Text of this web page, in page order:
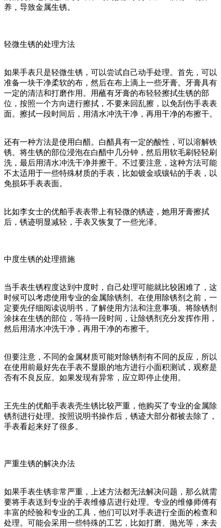
养，导致金属生锈。
轻微生锈的处理方法
如果手表只是轻微生锈，可以尝试自己动手处理。首先，可以
准备一块干净柔软的布，然后在布上滴上一些牙膏。牙膏具有
一定的清洁和打磨作用。用蘸有牙膏的布轻轻擦拭生锈的部
位，按照一个方向进行擦拭，不要来回乱擦，以免刮伤手表表
面。擦拭一段时间后，用清水冲洗干净，再用干净的布擦干。
还有一种方法是使用白醋。白醋具有一定的酸性，可以溶解铁
锈。将生锈的部位浸泡在白醋中几分钟，然后用软毛刷轻轻刷
洗，最后用清水冲洗干净并擦干。不过要注意，这种方法可能
不太适用于一些特殊材质的手表，比如镀金或镶钻的手表，以
免损坏手表表面。
比如李女士的优舶手表表带上有轻微的锈迹，她用牙膏擦拭
后，锈迹明显减轻，手表又恢复了一些光泽。
中度生锈的处理措施
当手表生锈程度达到中度时，自己处理可能就比较困难了，这
时候可以考虑使用专业的金属除锈剂。在使用除锈剂之前，一
定要先仔细阅读说明书，了解使用方法和注意事项。将除锈剂
涂抹在生锈的部位，等待一段时间，让除锈剂充分发挥作用，
然后用清水冲洗干净，再用干净的布擦干。
但要注意，不同的金属材质可能对除锈剂有不同的反应，所以
在使用前最好先在手表不显眼的地方进行小面积测试，观察是
否有不良反应。如果发现有异常，应立即停止使用。
王先生的优舶手表表壳生锈比较严重，他购买了专业的金属除
锈剂进行处理。按照说明书操作后，锈迹大部分都被去除了，
手表看起来好了很多。
严重生锈的解决办法
如果手表生锈非常严重，上述方法都无法解决问题，那么就需
要将手表送到专业的手表维修店进行处理。专业的维修师傅有
丰富的经验和专业的工具，他们可以对手表进行全面的检查和
处理。可能会采用一些特殊的工艺，比如打磨、抛光等，来去